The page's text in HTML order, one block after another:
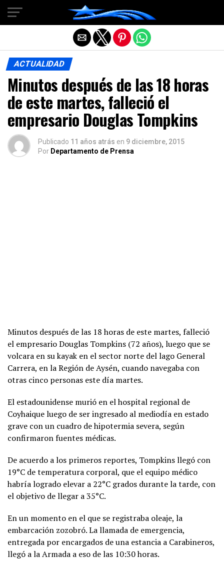
ACTUALIDAD
Minutos después de las 18 horas
de este martes, falleció el
empresario Douglas Tompkins
Publicado 11 años atrás en 9 diciembre, 2015
Por Departamento de Prensa
Minutos después de las 18 horas de este martes, falleció
el empresario Douglas Tompkins (72 años), luego que se
volcara en su kayak en el sector norte del lago General
Carrera, en la Región de Aysén, cuando navegaba con
otras cinco personas este día martes.
El estadounidense murió en el hospital regional de
Coyhaique luego de ser ingresado al mediodía en estado
grave con un cuadro de hipotermia severa, según
confirmaron fuentes médicas.
De acuerdo a los primeros reportes, Tompkins llegó con
19°C de temperatura corporal, que el equipo médico
habría logrado elevar a 22°C grados durante la tarde, con
el objetivo de llegar a 35°C.
En un momento en el que se registraba oleaje, la
embarcación zozobró. La llamada de emergencia,
entregada por encargados de una estancia a Carabineros,
llegó a la Armada a eso de las 10:30 horas.
Salir de la versión móvil